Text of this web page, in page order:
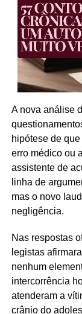
A nova análise
hipótese de
erro médico ou
assistente de
linha de
mas o novo
negligência.
Nas respostas
legistas
nenhum
intercorrência
atenderam a
crânio do